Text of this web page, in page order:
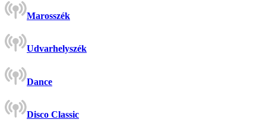
Marosszék
Udvarhelyszék
Dance
Disco Classic